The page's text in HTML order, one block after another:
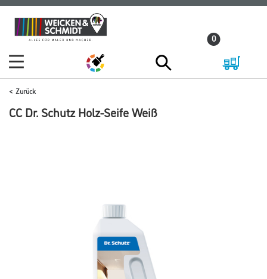
Zum
Inhalt
Zum
Navigationsmenü
0
Zurück
CC Dr. Schutz Holz-Seife Weiß